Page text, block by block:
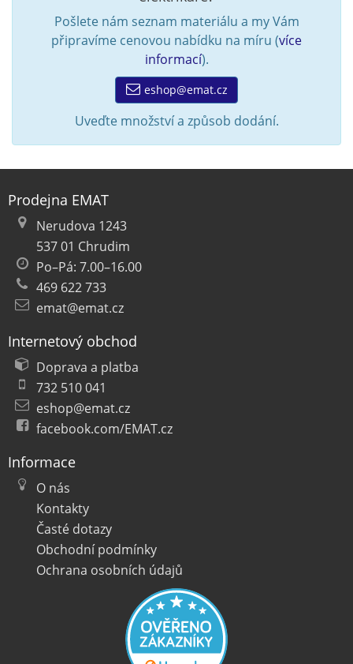
Pošlete nám seznam materiálu a my Vám
připravíme cenovou nabídku na míru (více
informací).
eshop@emat.cz
Uveďte množství a způsob dodání.
Prodejna EMAT
Nerudova 1243
537 01 Chrudim
Po–Pá: 7.00–16.00
469 622 733
emat@emat.cz
Internetový obchod
Doprava a platba
732 510 041
eshop@emat.cz
facebook.com/EMAT.cz
Informace
O nás
Kontakty
Časté dotazy
Obchodní podmínky
Ochrana osobních údajů